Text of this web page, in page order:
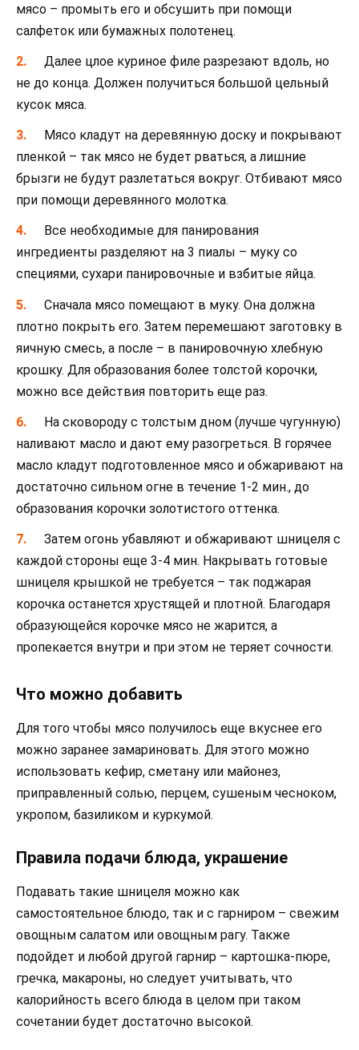
мясо – промыть его и обсушить при помощи
салфеток или бумажных полотенец.
Далее цлое куриное филе разрезают вдоль, но
не до конца. Должен получиться большой цельный
кусок мяса.
Мясо кладут на деревянную доску и покрывают
пленкой – так мясо не будет рваться, а лишние
брызги не будут разлетаться вокруг. Отбивают мясо
при помощи деревянного молотка.
Все необходимые для панирования
ингредиенты разделяют на 3 пиалы – муку со
специями, сухари панировочные и взбитые яйца.
Сначала мясо помещают в муку. Она должна
плотно покрыть его. Затем перемешают заготовку в
яичную смесь, а после – в панировочную хлебную
крошку. Для образования более толстой корочки,
можно все действия повторить еще раз.
На сковороду с толстым дном (лучше чугунную)
наливают масло и дают ему разогреться. В горячее
масло кладут подготовленное мясо и обжаривают на
достаточно сильном огне в течение 1-2 мин., до
образования корочки золотистого оттенка.
Затем огонь убавляют и обжаривают шницеля с
каждой стороны еще 3-4 мин. Накрывать готовые
шницеля крышкой не требуется – так поджарая
корочка останется хрустящей и плотной. Благодаря
образующейся корочке мясо не жарится, а
пропекается внутри и при этом не теряет сочности.
Что можно добавить
Для того чтобы мясо получилось еще вкуснее его
можно заранее замариновать. Для этого можно
использовать кефир, сметану или майонез,
приправленный солью, перцем, сушеным чесноком,
укропом, базиликом и куркумой.
Правила подачи блюда, украшение
Подавать такие шницеля можно как
самостоятельное блюдо, так и с гарниром – свежим
овощным салатом или овощным рагу. Также
подойдет и любой другой гарнир – картошка-пюре,
гречка, макароны, но следует учитывать, что
калорийность всего блюда в целом при таком
сочетании будет достаточно высокой.